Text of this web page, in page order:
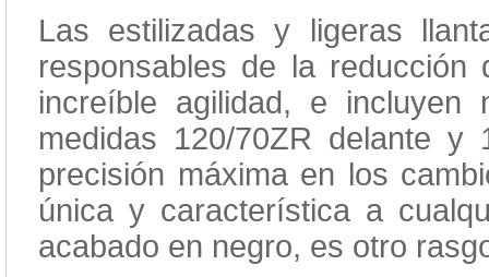
Las estilizadas y ligeras
responsables de la
increíble agilidad, e incluyen
medidas 120/70ZR delante y
precisión máxima en los
única y característica a
acabado en negro, es otro